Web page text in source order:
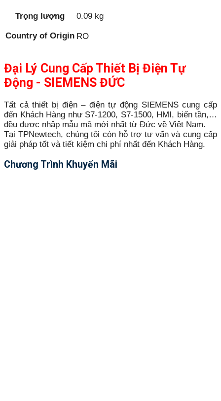
Trọng lượng 0.09 kg
Country of Origin RO
Đại Lý Cung Cấp Thiết Bị Điện Tự
Động - SIEMENS ĐỨC
Tất cả thiết bị điện – điện tự động SIEMENS cung cấp
đến Khách Hàng như S7-1200, S7-1500, HMI, biến tần,…
đều được nhập mẫu mã mới nhất từ Đức về Việt Nam.
Tại TPNewtech, chúng tôi còn hỗ trợ tư vấn và cung cấp
giải pháp tốt và tiết kiệm chi phí nhất đến Khách Hàng.
Chương Trình Khuyến Mãi